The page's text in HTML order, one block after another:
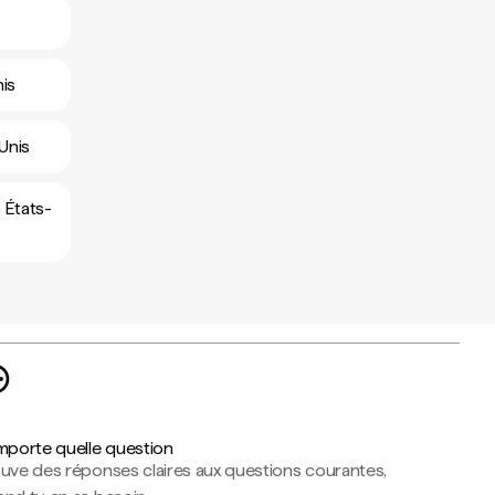
États-
quelle question
des réponses claires aux questions courantes,